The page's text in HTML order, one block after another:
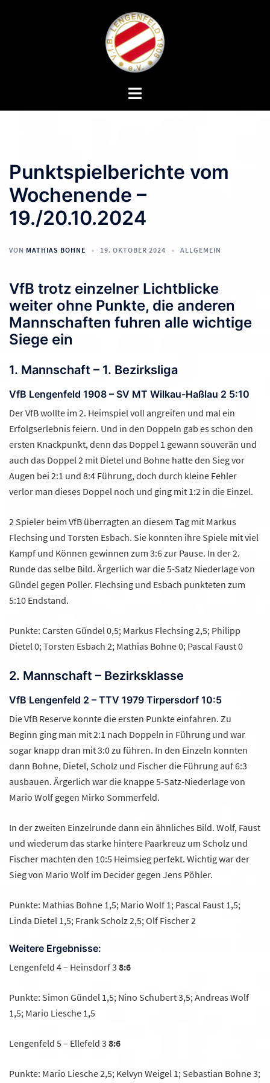
Menü
Punktspielberichte vom
Wochenende –
19./20.10.2024
VON MATHIAS BOHNE 19. OKTOBER 2024 ALLGEMEIN
VfB trotz einzelner Lichtblicke
weiter ohne Punkte, die anderen
Mannschaften fuhren alle wichtige
Siege ein
1. Mannschaft – 1. Bezirksliga
VfB Lengenfeld 1908 – SV MT Wilkau-Haßlau 2 5:10
Der VfB wollte im 2. Heimspiel voll angreifen und mal ein
Erfolgserlebnis feiern. Und in den Doppeln gab es schon den
ersten Knackpunkt, denn das Doppel 1 gewann souverän und
auch das Doppel 2 mit Dietel und Bohne hatte den Sieg vor
Augen bei 2:1 und 8:4 Führung, doch durch kleine Fehler
verlor man dieses Doppel noch und ging mit 1:2 in die Einzel.
2 Spieler beim VfB überragten an diesem Tag mit Markus
Flechsing und Torsten Esbach. Sie konnten ihre Spiele mit viel
Kampf und Können gewinnen zum 3:6 zur Pause. In der 2.
Runde das selbe Bild. Ärgerlich war die 5-Satz Niederlage von
Gündel gegen Poller. Flechsing und Esbach punkteten zum
5:10 Endstand.
Punkte: Carsten Gündel 0,5; Markus Flechsing 2,5; Philipp
Dietel 0; Torsten Esbach 2; Mathias Bohne 0; Pascal Faust 0
2. Mannschaft – Bezirksklasse
VfB Lengenfeld 2 – TTV 1979 Tirpersdorf 10:5
Die VfB Reserve konnte die ersten Punkte einfahren. Zu
Beginn ging man mit 2:1 nach Doppeln in Führung und war
sogar knapp dran mit 3:0 zu führen. In den Einzeln konnten
dann Bohne, Dietel, Scholz und Fischer die Führung auf 6:3
ausbauen. Ärgerlich war die knappe 5-Satz-Niederlage von
Mario Wolf gegen Mirko Sommerfeld.
In der zweiten Einzelrunde dann ein ähnliches Bild. Wolf, Faust
und wiederum das starke hintere Paarkreuz um Scholz und
Fischer machten den 10:5 Heimsieg perfekt. Wichtig war der
Sieg von Mario Wolf im Decider gegen Jens Pöhler.
Punkte: Mathias Bohne 1,5; Mario Wolf 1; Pascal Faust 1,5;
Linda Dietel 1,5; Frank Scholz 2,5; Olf Fischer 2
Weitere Ergebnisse:
Lengenfeld 4 – Heinsdorf 3 8:6
Punkte: Simon Gündel 1,5; Nino Schubert 3,5; Andreas Wolf
1,5; Mario Liesche 1,5
Lengenfeld 5 – Ellefeld 3 8:6
Punkte: Mario Liesche 2,5; Kelvyn Weigel 1; Sebastian Bohne 3;